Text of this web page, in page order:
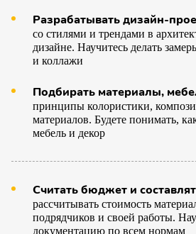
Разрабатывать дизайн-
со стилями и трендами в
дизайне. Научитесь делать
и коллажи
Подбирать материалы,
принципы колористики,
материалов. Будете понимать,
мебель и декор
Считать бюджет и
рассчитывать стоимость
подрядчиков и своей работы.
документацию по всем нормам